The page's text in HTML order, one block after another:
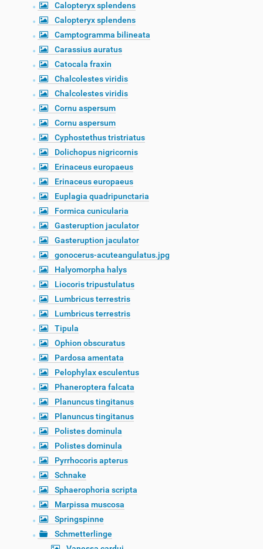
Calopteryx splendens
Calopteryx splendens
Camptogramma bilineata
Carassius auratus
Catocala fraxin
Chalcolestes viridis
Chalcolestes viridis
Cornu aspersum
Cornu aspersum
Cyphostethus tristriatus
Dolichopus nigricornis
Erinaceus europaeus
Erinaceus europaeus
Euplagia quadripunctaria
Formica cunicularia
Gasteruption jaculator
Gasteruption jaculator
gonocerus-acuteangulatus.jpg
Halyomorpha halys
Liocoris tripustulatus
Lumbricus terrestris
Lumbricus terrestris
Tipula
Ophion obscuratus
Pardosa amentata
Pelophylax esculentus
Phaneroptera falcata
Planuncus tingitanus
Planuncus tingitanus
Polistes dominula
Polistes dominula
Pyrrhocoris apterus
Schnake
Sphaerophoria scripta
Marpissa muscosa
Springspinne
Schmetterlinge